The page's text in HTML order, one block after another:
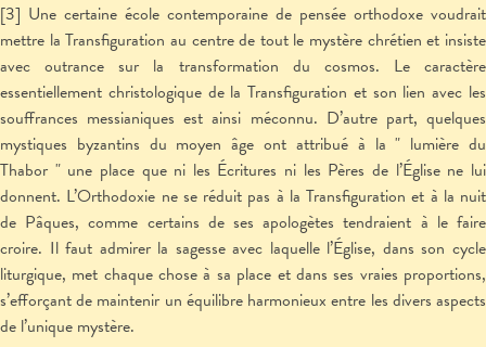
[3] Une certaine école contemporaine de pensée orthodoxe voudrait
mettre la Transfiguration au centre de tout le mystère chrétien et insiste
avec outrance sur la transformation du cosmos. Le caractère
essentiellement christologique de la Transfiguration et son lien avec les
souffrances messianiques est ainsi méconnu. D’autre part, quelques
mystiques byzantins du moyen âge ont attribué à la " lumière du
Thabor " une place que ni les Écritures ni les Pères de l’Église ne lui
donnent. L’Orthodoxie ne se réduit pas à la Transfiguration et à la nuit
de Pâques, comme certains de ses apologètes tendraient à le faire
croire. Il faut admirer la sagesse avec laquelle l’Église, dans son cycle
liturgique, met chaque chose à sa place et dans ses vraies proportions,
s’efforçant de maintenir un équilibre harmonieux entre les divers aspects
de l’unique mystère.